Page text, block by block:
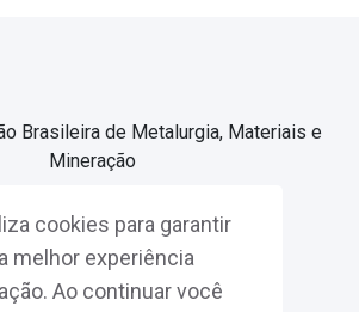
cookies para garantir
melhor experiência
Ao continuar você
Brasileira de Metalurgia, Materiais e
Mineração
Associe-se